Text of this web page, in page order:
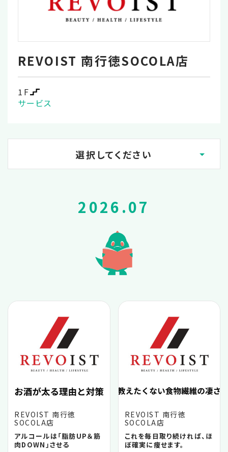
REVOIST 南行徳SOCOLA店
1F
サービス
選択してください
2026.07
2026.06
2026.05
2026.04
2026.02
2026.01
2025.12
2026.07
REVOIST 南行徳
SOCOLA店
アルコールは「脂肪UP＆筋
肉DOWN」させる
REVOIST 南行徳
SOCOLA店
これを毎日取り続ければ、ほ
ぼ確実に痩せます。